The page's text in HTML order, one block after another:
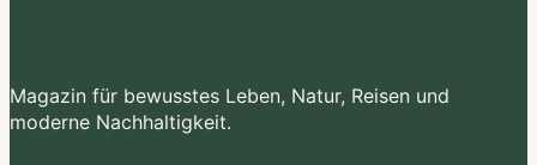
Magazin für bewusstes Leben, Natur, Reisen und
moderne Nachhaltigkeit.